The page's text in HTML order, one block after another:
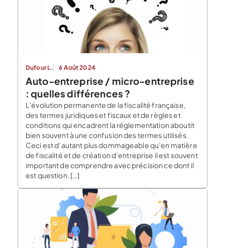
Dufour L. 6 Août 2024
Auto-entreprise / micro-entreprise
: quelles différences ?
L’évolution permanente de la fiscalité française,
des termes juridiques et fiscaux et de règles et
conditions qui encadrent la réglementation aboutit
bien souvent à une confusion des termes utilisés.
Ceci est d’autant plus dommageable qu’en matière
de fiscalité et de création d’entreprise il est souvent
important de comprendre avec précision ce dont il
est question. […]